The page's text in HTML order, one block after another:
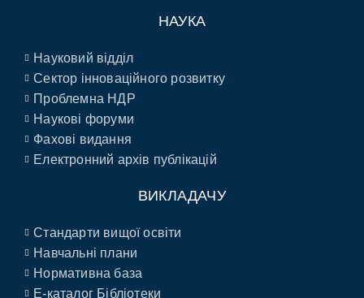
НАУКА
Науковий відділ
Сектор інноваційного розвитку
Проблемна НДР
Наукові форуми
Фахові видання
Електронний архів публікацій
ВИКЛАДАЧУ
Стандарти вищої освіти
Навчальні плани
Нормативна база
E-каталог Бібліотеки